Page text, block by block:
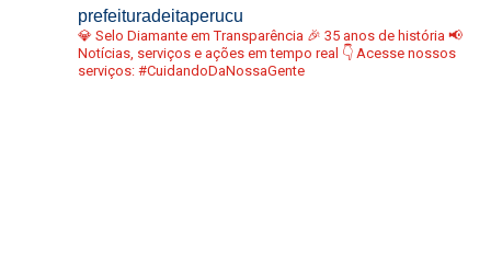
prefeituradeitaperucu
💎 Selo Diamante em Transparência 🎉 35 anos de história 📢
Notícias, serviços e ações em tempo real 👇 Acesse nossos
serviços: #CuidandoDaNossaGente